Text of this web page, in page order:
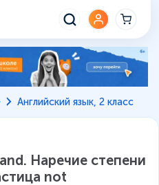
Английский язык, 2 класс
Наречие степени
not